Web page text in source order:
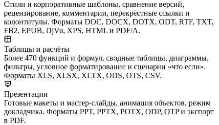
Стили и корпоративные шаблоны, сравнение версий,
рецензирование, комментарии, перекрёстные ссылки и
колонтитулы. Форматы DOC, DOCX, DOTX, ODT, RTF, TXT,
FB2, EPUB, DjVu, XPS, HTML и PDF/A.
Таблицы и расчёты
Более 470 функций и формул, сводные таблицы, диаграммы,
фильтры, условное форматирование и сценарии «что если».
Форматы XLS, XLSX, XLTX, ODS, OTS, CSV.
Презентации
Готовые макеты и мастер-слайды, анимация объектов, режим
докладчика. Форматы PPT, PPTX, POTX, ODP, OTP и экспорт
в PDF.